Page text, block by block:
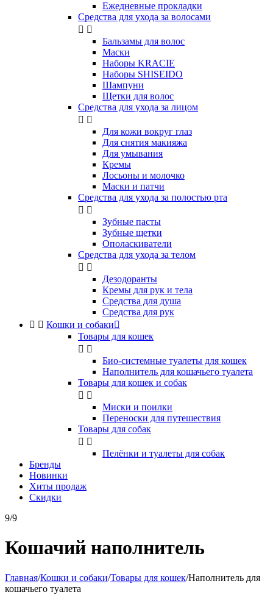
Ежедневные прокладки
Средства для ухода за волосами
 
Бальзамы для волос
Маски
Наборы KRACIE
Наборы SHISEIDO
Шампуни
Щетки для волос
Средства для ухода за лицом
 
Для кожи вокруг глаз
Для снятия макияжа
Для умывания
Кремы
Лосьоны и молочко
Маски и патчи
Средства для ухода за полостью рта
 
Зубные пасты
Зубные щетки
Ополаскиватели
Средства для ухода за телом
 
Дезодоранты
Кремы для рук и тела
Средства для душа
Средства для рук
  Кошки и собаки
Товары для кошек
 
Био-системные туалеты для кошек
Наполнитель для кошачьего туалета
Товары для кошек и собак
 
Миски и поилки
Переноски для путешествия
Товары для собак
 
Пелёнки и туалеты для собак
Бренды
Новинки
Хиты продаж
Скидки
9/9
Кошачий наполнитель
Главная/Кошки и собаки/Товары для кошек/Наполнитель для
кошачьего туалета